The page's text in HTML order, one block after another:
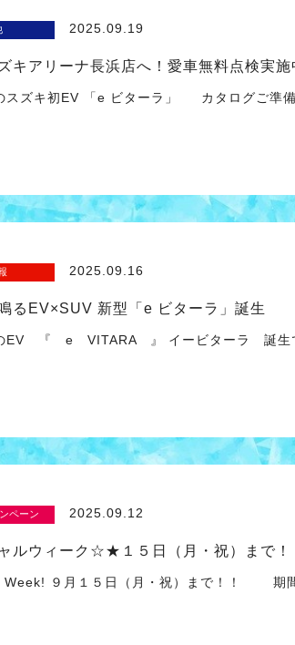
2025.09.19
キアリーナ長浜店へ！愛車無料点検実
ズキ初EV 「e ビターラ」 カタログご準
2025.09.16
るEV×SUV 新型「e ビターラ」誕生
EV 『 e VITARA 』 イービターラ 誕
ペーン 2025.09.12
ルウィーク☆★１５日（月・祝）まで！
Week! ９月１５日（月・祝）まで！！ 期